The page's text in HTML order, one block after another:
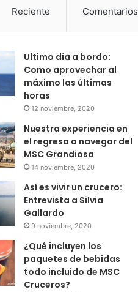
Reciente Comentarios
Ultimo día a bordo:
Como aprovechar al
máximo las últimas
horas
12 noviembre, 2020
Nuestra experiencia en
el regreso a navegar del
MSC Grandiosa
14 noviembre, 2020
Así es vivir un crucero:
Entrevista a Silvia
Gallardo
9 noviembre, 2020
¿Qué incluyen los
paquetes de bebidas
todo incluido de MSC
Cruceros?